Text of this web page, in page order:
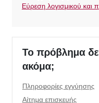
Εύρεση λογισμικού
Το πρόβλημα
ακόμα;
Πληροφορίες εγγύησης
Αίτημα επισκευής